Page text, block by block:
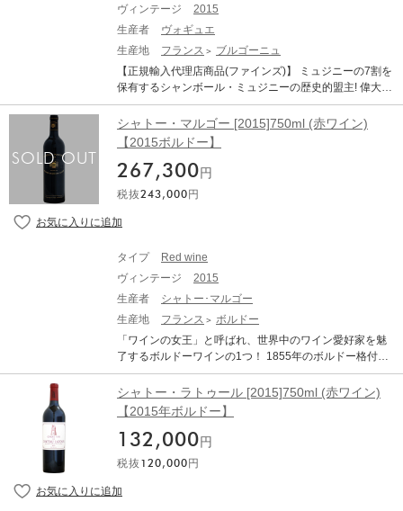
d, with tremendous length, this is a knockout, probably cl
ose to its peak, although I have hopes that it will age eve
n better than some past vintages. デキャンター：97 ポイ
ント Centenaire 2015 - Decanter - Matt Walls : 97/100 To
usPresse & GuidesActualites Decanter The only vintage
coloured. Complex on the nose already with raspberry, c
herry and almond flecks to the principal strawberry fruit a
longside a smoky, lightly camphorous. Rounded, fuller in
body and richer in glycerol than the 2016. A little high in
alcohol, but will be good in time A very elegant expressio
pression of Chateauneuf Grenache. This will be excellen
かに感じられ、溢れるような果実味が再び口内を満た
し、深みのある長い余韻を生む。生産量830ケース。
重するメゾンの信念を表しています。20世紀を通して生
産されたヴィンテージの数が、わずか37。これはワイン
界では異例の数といえるでしょう。 1905年、ブラン・
たちまち流行最先端のスポットに登場します。ベル・エ
ポック時代に大繁盛していたレストラン「マキシム」を
ロンを選抜しました。このシャンパーニュは、シャルド
ネ種のみでつくられるという、当時にしては非常にめず
前、モノセパージュのシャンパーニュを手がけるメゾン
は皆無だったからです。こうして、エメ・サロンは、ブ
年ヴィンテージが数量限定入荷 サロンは「唯一無二」と
デ・ブラン地区のテロワールに位置するメニル・シュー
ル・オジェ村。そこのクリュで育ったシャルドネ種しか
ニュサロン。その上、より優れた年にしか出荷をしない
こだわりが、唯一無二の所以です。その年の気候が起こ
す些細な出来事が、すべてを変えてしまう。そんな繊細
な環境が、サロンの気質を作り上げるのです。 45代目に
ます。今まで大切にしてきた基盤を思い起こさせてくれ
るようなワイン。それはまるで、大胆な先見の明を持っ
たエメ・サロン が、初の傑作を生み出した1905年まで、
私たちをタイムスリップさせてくれます。 ル・メニル・
シュール・オジェ村の単一クリュで育つシャルドネのみ
で作られたヴィンテージワインは、最高の年にしか造ら
ためだけにこの特別なシャンパーニュを考案しました。
ヴィンテージ
2015
生産者
ヴォギュエ
生産地
フランス
ブルゴーニュ
【正規輸入代理店商品(ファインズ)】 ミュジニーの7割を
保有するシャンボール・ミュジニーの歴史的盟主! 偉大な
特級畑から造られる、長期熟成のポテンシャルを秘めた
１本。 ドメーヌ・コント・ジョルジュ・ド・ヴォギュエ
は、シャンボール・ミュジニー最高の生産者です。1450
年以来、代々のヴォギュエ一族によって受け継がれてい
るドメーヌは、誰もが憧れるグラン・クリュ、「ミュジ
ニー」最大の所有者です。10.85haのミュジニーのう
ち、その7割に相当する7.2ha、ボンヌ・マールもこのク
リマ最大の2.7ha、1級レ・ザムルーズには0.56haの畑を
ンソワ・ミレ氏の手によって、生産量を抑え、その年の
条件に合わせて造り方を変える方法を始めた結果、目を
見張る高品質のワインを続々と誕生させ、ブルゴーニュ
きっての揺るぎない品質を保つ、誰もが恋焦がれるワイ
ンを生みだしています。著名なワイン評論家のロバー
評価しています。 「ボンヌ・マール グラン・クリュ」
は、ヴォギュエの所有するボンヌ・マールの畑は約2.7h
する最大の生産者です。ボンヌ・マールは、モレ・サ
ン・ドニ村とシャンボール・ミュジニー村にまたがる特
は固く閉じきった状態の多い特級畑ミュジニーと対極に
位置する、おおらかで力強く豊満なボディを持つ、男性
責任者であるフランソワ・ミエによれば、ミュジニーが
シャトー・マルゴー [2015]750ml (赤ワイン)
【2015ボルドー】
267,300 円
税抜243,000 円
タイプ
Red wine
ヴィンテージ
2015
生産者
シャトー･マルゴー
生産地
フランス
ボルドー
「ワインの女王」と呼ばれ、世界中のワイン愛好家を魅
了するボルドーワインの1つ！ 1855年のボルドー格付で
「プルミエ・グラン・クリュ・クラッセ（第一特別級）
の地位を獲得した4大シャトーの1つ（現在は1973年に昇
格した『シャトー・ムートン・ロスチャイルド』を含
め“5大シャトー”と呼ばれます。）。メルドー地方のガロ
ンヌ川河口の左岸にあるマルゴー村に存在し、勿論同村
を代表するトップシャトー。ワインのスタイルは優美・
エレガントを信条とし、ボルドーワインで最も女性的な
ワインと表現されています。 「シャトー・マルゴー」
シャトー・ラトゥール [2015]750ml (赤ワイン)
【2015年ボルドー】
132,000 円
税抜 120,000 円